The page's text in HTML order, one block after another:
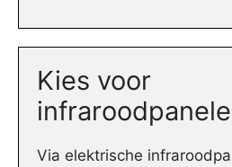
Kies voor
Via elektrische